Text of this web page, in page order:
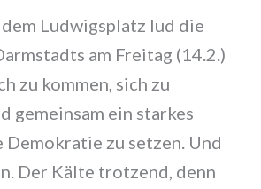
Ludwigsplatz lud die
am Freitag (14.2.)
zu kommen, sich zu
gemeinsam ein starkes
zu setzen. Und
Der Kälte trotzend, denn